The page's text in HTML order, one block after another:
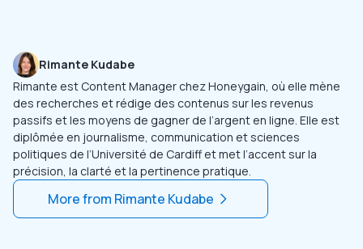
Rimante Kudabe
Rimante est Content Manager chez Honeygain, où elle mène
des recherches et rédige des contenus sur les revenus
passifs et les moyens de gagner de l’argent en ligne. Elle est
diplômée en journalisme, communication et sciences
politiques de l’Université de Cardiff et met l’accent sur la
précision, la clarté et la pertinence pratique.
More from Rimante Kudabe